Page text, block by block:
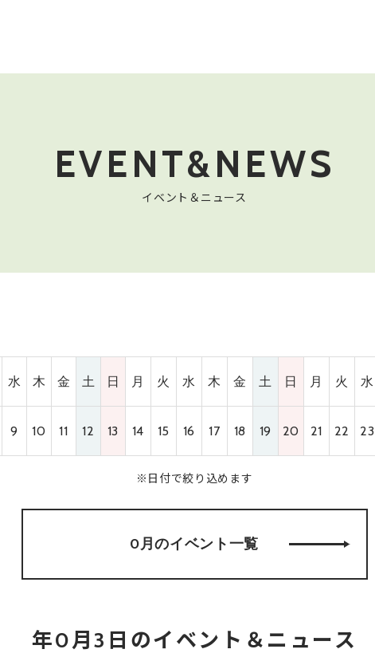
EVENT&NEWS
イベント＆ニュース
水 木 金 土 日 月 火 水 木 金 土 日 月 火 水
9 10 11 12 13 14 15 16 17 18 19 20 21 22 23
※日付で絞り込めます
0月のイベント一覧
年0月3日のイベント＆ニュース